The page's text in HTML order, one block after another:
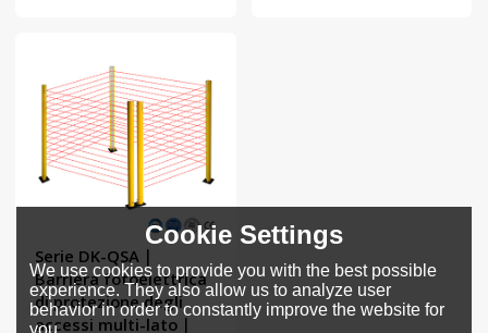
Serie DK-QSA｜
Barriera fotoelettrica
di protezione degli
accessi multi-lato｜
Cookie Settings
We use cookies to provide you with the best possible
experience. They also allow us to analyze user
behavior in order to constantly improve the website for
you.